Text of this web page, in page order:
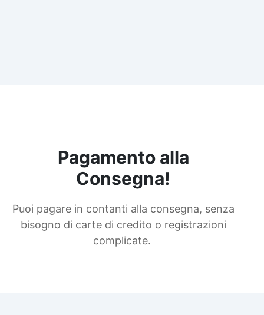
Pagamento alla
Consegna!
Puoi pagare in contanti alla consegna, senza
bisogno di carte di credito o registrazioni
complicate.